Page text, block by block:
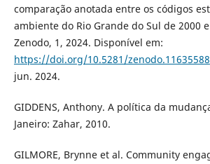
comparação anotada entre os códigos
ambiente do Rio Grande do Sul de 2000
Zenodo, 1, 2024. Disponível em:
https://doi.org/10.5281/zenodo.11635588
jun. 2024.
GIDDENS, Anthony. A política da
Janeiro: Zahar, 2010.
GILMORE, Brynne et al. Community